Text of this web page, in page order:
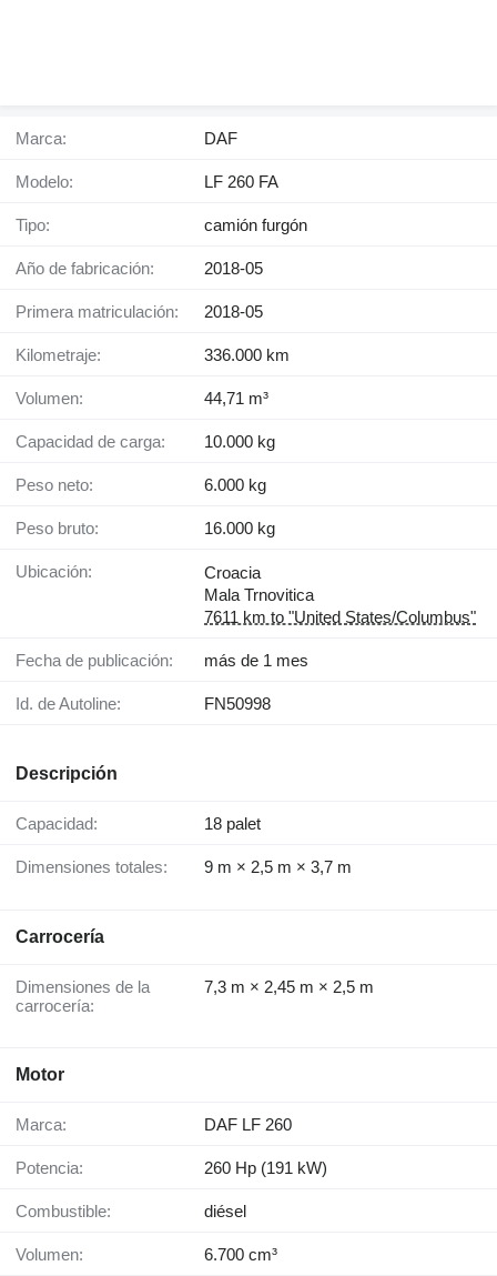
Marca: DAF
Modelo: LF 260 FA
Tipo: camión furgón
Año de fabricación: 2018-05
Primera matriculación: 2018-05
Kilometraje: 336.000 km
Volumen: 44,71 m³
Capacidad de carga: 10.000 kg
Peso neto: 6.000 kg
Peso bruto: 16.000 kg
Ubicación:
Croacia
Mala Trnovitica
7611 km to "United States/Columbus"
Fecha de publicación: más de 1 mes
Id. de Autoline: FN50998
Descripción
Capacidad: 18 palet
Dimensiones totales: 9 m × 2,5 m × 3,7 m
Carrocería
Dimensiones de la
carrocería:
7,3 m × 2,45 m × 2,5 m
Motor
Marca: DAF LF 260
Potencia: 260 Hp (191 kW)
Combustible: diésel
Volumen: 6.700 cm³